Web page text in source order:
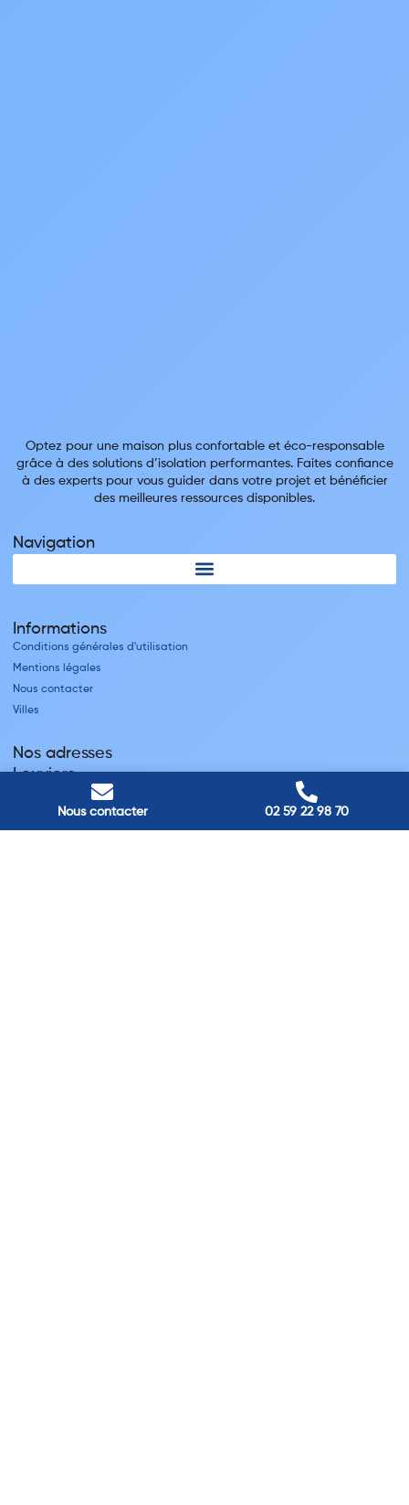
Nous contacter 02 59 22 98 70
Optez pour une maison plus confortable et éco-responsable
grâce à des solutions d’isolation performantes. Faites confiance
à des experts pour vous guider dans votre projet et bénéficier
des meilleures ressources disponibles.
Navigation
Informations
Conditions générales d'utilisation
Mentions légales
Nous contacter
Villes
Nos adresses
Louviers
45 avenue Winston Churchill, Louviers, France
Pont-Audemer
9 Rue du Président Georges Pompidou, Pont-Audemer, France